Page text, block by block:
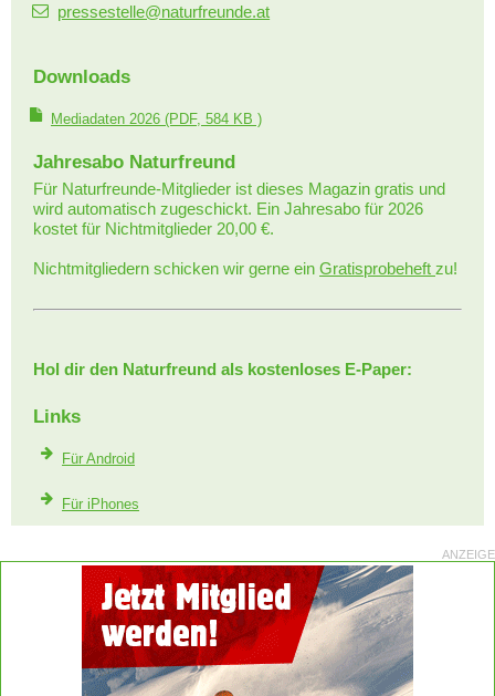
pressestelle@naturfreunde.at
Downloads
Mediadaten 2026 (PDF, 584 KB )
Jahresabo Naturfreund
Für Naturfreunde-Mitglieder ist dieses Magazin gratis und
wird automatisch zugeschickt. Ein Jahresabo für 2026
kostet für Nichtmitglieder 20,00 €.
Nichtmitgliedern schicken wir gerne ein Gratisprobeheft zu!
Hol dir den Naturfreund als kostenloses E-Paper:
Links
Für Android
Für iPhones
ANZEIGE